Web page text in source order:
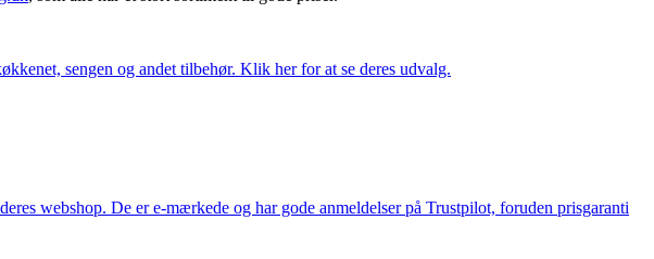
sengen og andet tilbehør. Klik her for at se deres udvalg.
webshop. De er e-mærkede og har gode anmeldelser på Trustpilot, foruden prisgaranti